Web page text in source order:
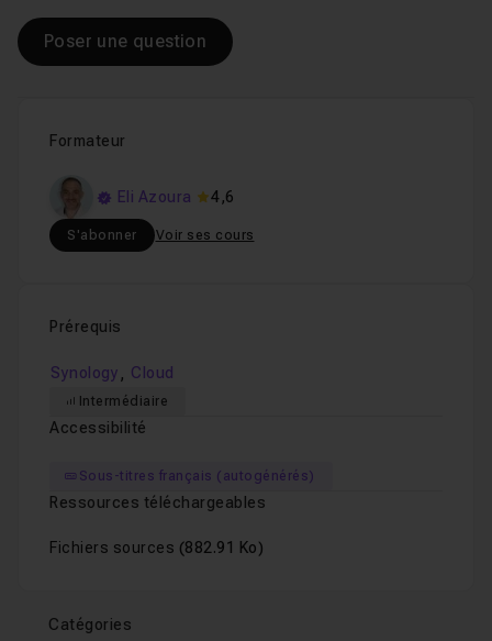
Formateur
Eli Azoura 4,6
S'abonner Voir ses cours
Prérequis
Synology , Cloud
Intermédiaire
Accessibilité
Sous-titres français (autogénérés)
Ressources téléchargeables
Fichiers sources (882.91 Ko)
Catégories
Poser une question